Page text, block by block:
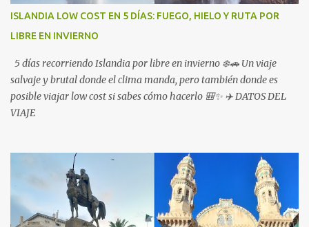
ISLANDIA LOW COST EN 5 DÍAS: FUEGO, HIELO Y RUTA POR
LIBRE EN INVIERNO
5 días recorriendo Islandia por libre en invierno ❄️🚗 Un viaje
salvaje y brutal donde el clima manda, pero también donde es
posible viajar low cost si sabes cómo hacerlo 🎒✨ ✈️ DATOS DEL
VIAJE